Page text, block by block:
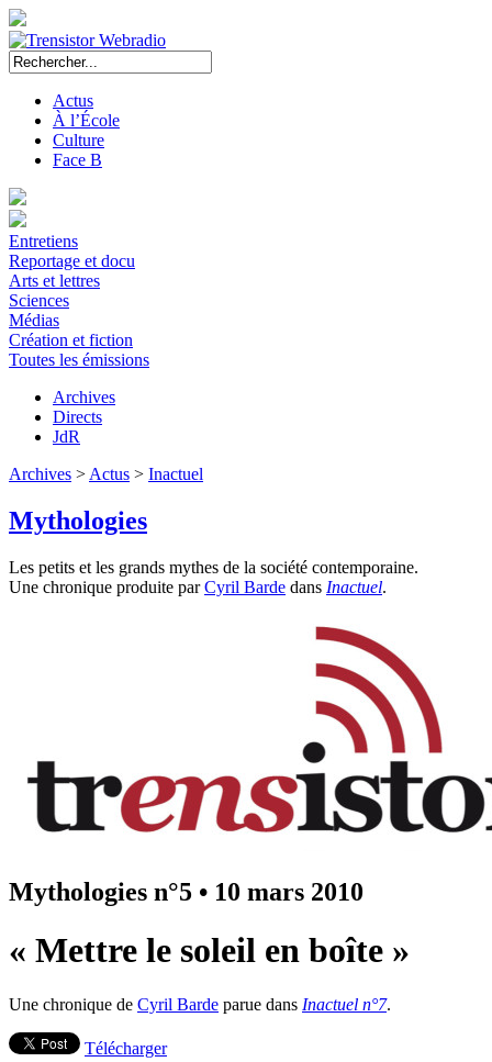
Actus
À l’École
Culture
Face B
Entretiens
Reportage et docu
Arts et lettres
Sciences
Médias
Création et fiction
Toutes les émissions
Archives
Directs
JdR
Archives > Actus > Inactuel
Mythologies
Les petits et les grands mythes de la société contemporaine.
Une chronique produite parCyril Barde dans Inactuel.
Mythologies n°5 • 10 mars 2010
« Mettre le soleil en boîte »
Une chronique de Cyril Barde parue dans Inactuel n°7.
Télécharger